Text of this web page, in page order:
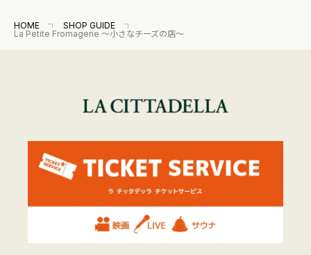
HOME
SHOP GUIDE
La Petite Fromagerie ～小さなチーズの店～